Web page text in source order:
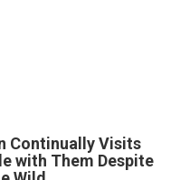
Continually Visits
with Them Despite